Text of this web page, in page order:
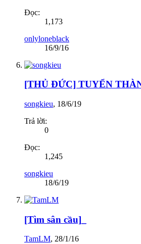
Đọc:
1,173
onlyloneblack
16/9/16
[THỦ ĐỨC] TUYỂN
songkieu, 18/6/19
Trả lời:
0
Đọc:
1,245
songkieu
18/6/19
[Tìm sân cầu]_
TamLM, 28/1/16